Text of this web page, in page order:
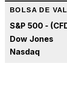
BOLSA DE
S&P 500 -
Dow Jones
Nasdaq